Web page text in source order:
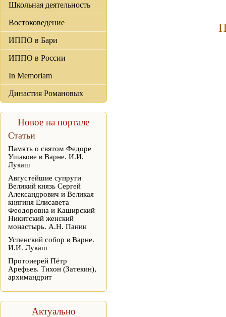
Школьная деятельность
Востоковедение
ИППО в Бари
ИППО в России
In Memoriam
Династия Романовых
Новое на портале
Статьи
Память о святом Федоре
Ушакове в Варне. И.И.
Лукаш
Августейшие супруги
Великий князь Сергей
Александрович и Великая
княгиня Елисавета
Феодоровна и Каширский
Никитский женский
монастырь. А.Н. Панин
Успенский собор в Варне.
И.И. Лукаш
Протоиерей Пётр
Арефьев. Тихон (Затекин),
архимандрит
Актуально